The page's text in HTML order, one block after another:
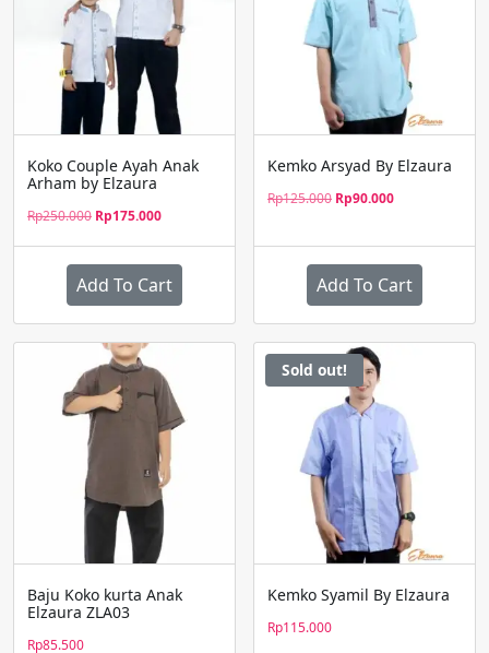
Koko Couple Ayah Anak
Arham by Elzaura
Rp250.000 Harga
Rp175.000Harga
adalah:
Rp175.000.
Add To Cart
Kemko Arsyad By Elzaura
Rp125.000 Harga
Rp90.000Harga
Rp90.000.
Add To Cart
Baju Koko kurta Anak
Elzaura ZLA03
Rp85.500
Sold out!
Kemko Syamil By Elzaura
Rp115.000